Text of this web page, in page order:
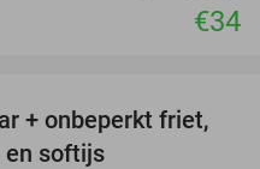
€34
32%
+ onbeperkt friet,
en softijs